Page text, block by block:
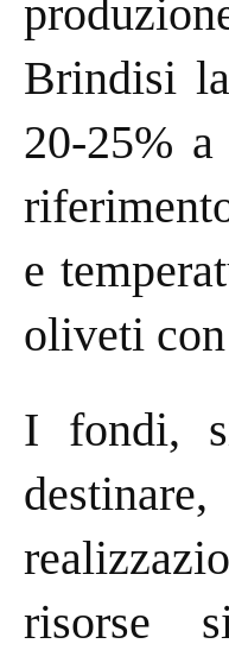
Brindisi
20-25%
e
oliveti
I fondi,
risorse